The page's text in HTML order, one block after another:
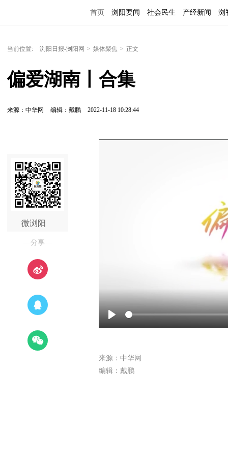
首页 浏阳要闻 社会民生 产经新闻 浏
当前位置: 浏阳日报-浏阳网 > 媒体聚焦 > 正文
偏爱湖南丨合集
来源：中华网 编辑：戴鹏 2022-11-18 10:28:44
微浏阳
—分享—
Play
来源：中华网
编辑：戴鹏